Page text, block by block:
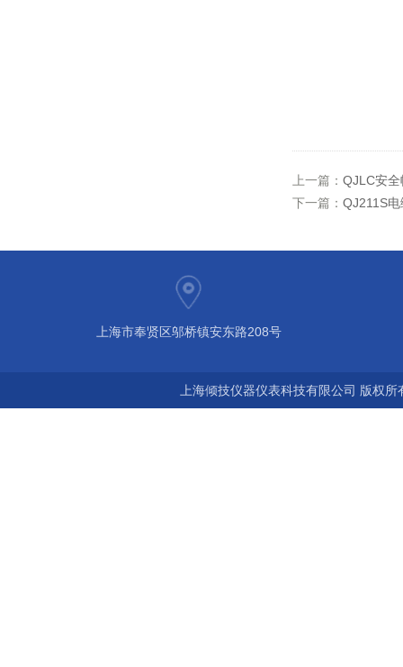
上一篇： QJLC安
下一篇： QJ211S
上海市奉贤区邬桥镇安东路208号
上海倾技仪器仪表科技有限公司 版权